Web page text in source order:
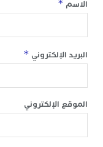
الإلكتروني*
الإلكتروني